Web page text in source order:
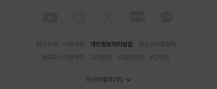
회사소개 이용약관 개인정보처리방침
청소년보호정책
블루머니이용약관
고객센터 사업자정보 PC버전
미스터블루(주)